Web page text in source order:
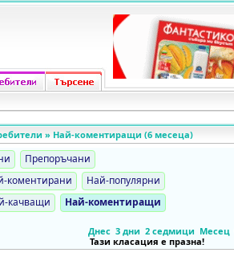
» Най-коментиращи (6 месеца)
Препоръчани
коментирани
Най-популярни
качващи Най-коментиращи
Месец
2 седмици
3 дни
Днес
Тази класация е празна!